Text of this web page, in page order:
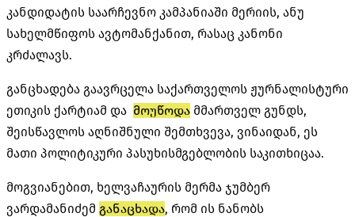
კანდიდატის საარჩევნო კამპანიაში მერიის, ანუ
სახელმწიფოს ავტომანქანით, რასაც კანონი
კრძალავს.
განცხადება გაავრცელა საქართველოს ჟურნალისტური
ეთიკის ქარტიამ და მოუწოდა მმართველ გუნდს,
შეისწავლოს აღნიშნული შემთხვევა, ვინაიდან, ეს
მათი პოლიტიკური პასუხისმგებლობის საკითხიცაა.
მოგვიანებით, ხელვაჩაურის მერმა ჯუმბერ
ვარდამანიძემ განაცხადა, რომ ის ნანობს